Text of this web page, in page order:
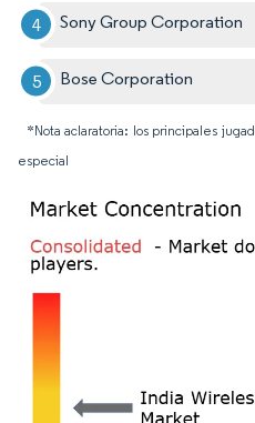
Sony Group Corporation
Bose Corporation
*Nota aclaratoria: los principales
especial